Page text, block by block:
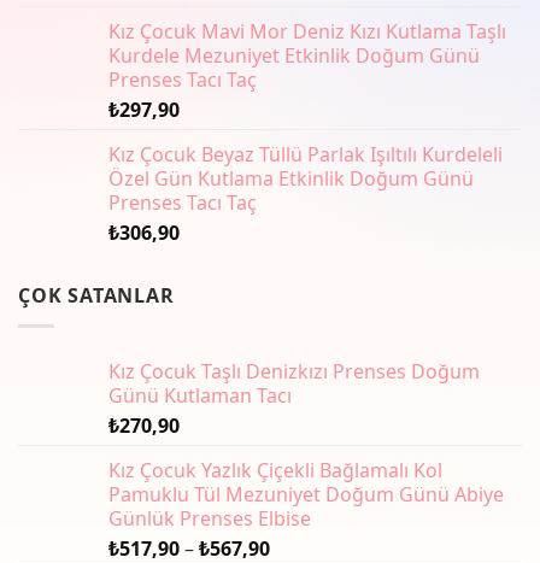
Kız Çocuk Mavi Mor Deniz Kızı Kutlama Taşlı
Kurdele Mezuniyet Etkinlik Doğum Günü
Prenses Tacı Taç
₺297,90
Kız Çocuk Beyaz Tüllü Parlak Işıltılı Kurdeleli
Özel Gün Kutlama Etkinlik Doğum Günü
Prenses Tacı Taç
₺306,90
ÇOK SATANLAR
Kız Çocuk Taşlı Denizkızı Prenses Doğum
Günü Kutlaman Tacı
₺270,90
Kız Çocuk Yazlık Çiçekli Bağlamalı Kol
Pamuklu Tül Mezuniyet Doğum Günü Abiye
Günlük Prenses Elbise
₺517,90–₺567,90Fiyat